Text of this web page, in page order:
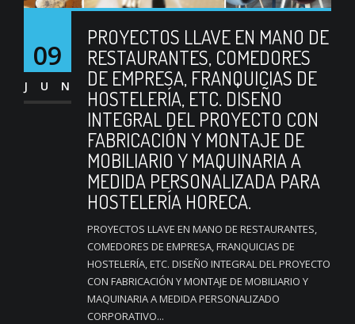
09
JUN
PROYECTOS LLAVE EN MANO DE
RESTAURANTES, COMEDORES
DE EMPRESA, FRANQUICIAS DE
HOSTELERÍA, ETC. DISEÑO
INTEGRAL DEL PROYECTO CON
FABRICACIÓN Y MONTAJE DE
MOBILIARIO Y MAQUINARIA A
MEDIDA PERSONALIZADA PARA
HOSTELERÍA HORECA.
PROYECTOS LLAVE EN MANO DE RESTAURANTES,
COMEDORES DE EMPRESA, FRANQUICIAS DE
HOSTELERÍA, ETC. DISEÑO INTEGRAL DEL PROYECTO
CON FABRICACIÓN Y MONTAJE DE MOBILIARIO Y
MAQUINARIA A MEDIDA PERSONALIZADO
CORPORATIVO...